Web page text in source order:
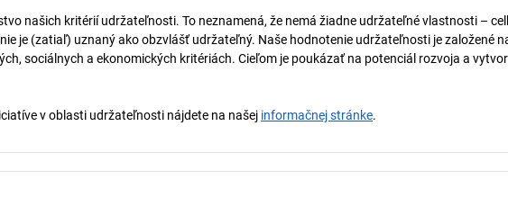
našich kritérií udržateľnosti. To neznamená, že nemá žiadne udržateľné vlastnosti –
je (zatiaľ) uznaný ako obzvlášť udržateľný. Naše hodnotenie udržateľnosti je založené
sociálnych a ekonomických kritériách. Cieľom je poukázať na potenciál rozvoja a
v oblasti udržateľnosti nájdete na našej informačnej stránke.